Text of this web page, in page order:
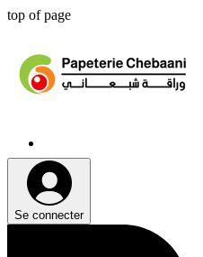
top of page
Se connecter